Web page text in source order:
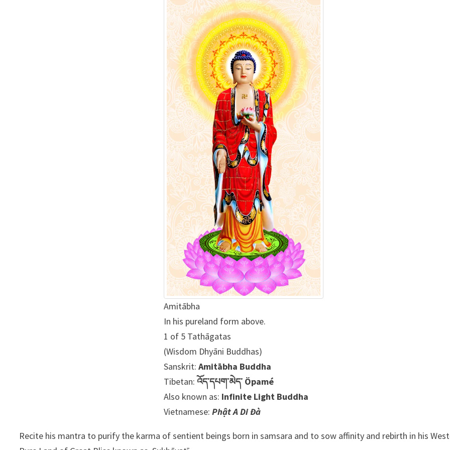
Amitābha
In his pureland form above.
1 of 5 Tathāgatas
(Wisdom Dhyāni Buddhas)
Sanskrit: Amitābha Buddha
Tibetan: འོད་དཔག་མེད་ Öpamé
Also known as: Infinite Light Buddha
Vietnamese: Phật A Di Đà
Recite his mantra to purify the karma of sentient beings born in samsara and to sow affinity and rebirth in his